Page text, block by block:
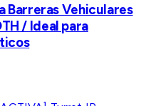
Barreras Vehiculares
/ Ideal para